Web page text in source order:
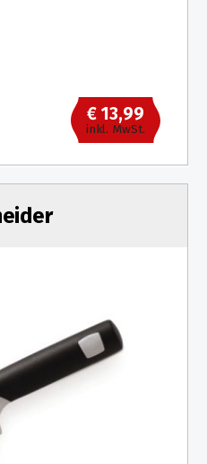
€ 13,99
inkl. MwSt.